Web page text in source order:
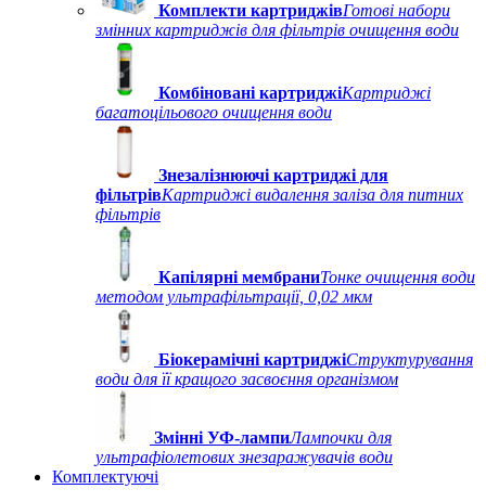
Комплекти картриджівГотові набори
змінних картриджів для фільтрів очищення води
Комбіновані картриджіКартриджі
багатоцільового очищення води
Знезалізнюючі картриджі для
фільтрівКартриджі видалення заліза для питних
фільтрів
Капілярні мембраниТонке очищення води
методом ультрафільтрації, 0,02 мкм
Біокерамічні картриджіСтруктурування
води для її кращого засвоєння організмом
Змінні УФ-лампиЛампочки для
ультрафіолетових знезаражувачів води
Комплектуючі